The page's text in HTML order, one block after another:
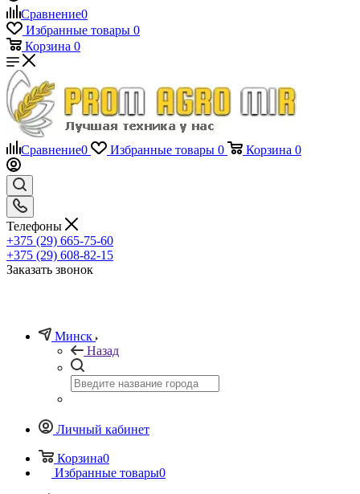
Сравнение0
Избранные товары 0
Корзина 0
Сравнение0 Избранные товары 0 Корзина 0
Телефоны
+375 (29) 665-75-60
+375 (29) 608-82-15
Заказать звонок
Минск
Назад
Личный кабинет
Корзина0
Избранные товары0